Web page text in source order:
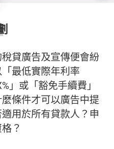
貸廣告及宣傳便會紛
最低實際年利率
」或「豁免手續費」
條件才可以廣告中提
用於所有貸款人？申
？